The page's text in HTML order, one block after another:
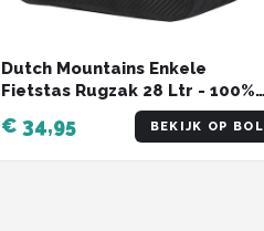
Dutch Mountains Enkele
Fietstas Rugzak 28 Ltr - 100%
Waterdicht - Fietstas,
Schoudertas en Rugtas in 1 -
Zwart
€ 34,95 BEKIJK OP BOL